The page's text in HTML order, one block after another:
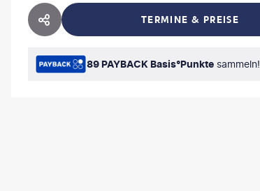
HOTEL TEILEN TERMINE & PREISE
89 PAYBACK Basis°Punkte sammeln!